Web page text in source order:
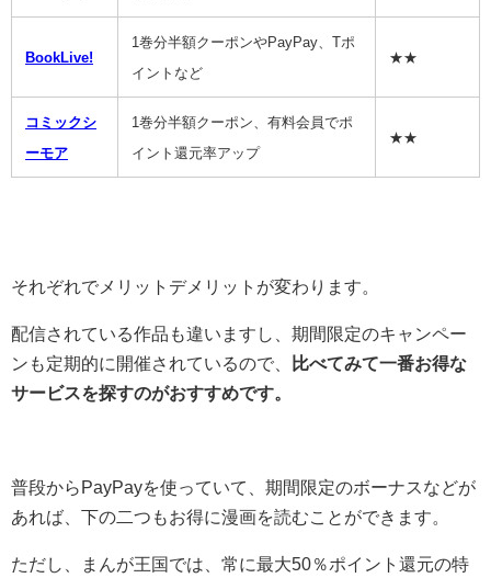
BookLive!
1巻分半額クーポンやPayPay、Tポ
イントなど
★★
コミックシ
ーモア
1巻分半額クーポン、有料会員でポ
イント還元率アップ
★★
それぞれでメリットデメリットが変わります。
配信されている作品も違いますし、期間限定のキャンペー
ンも定期的に開催されているので、
比べてみて一番お得な
サービスを探すのがおすすめです。
普段からPayPayを使っていて、期間限定のボーナスなどが
あれば、下の二つもお得に漫画を読むことができます。
ただし、まんが王国では、常に最大50％ポイント還元の特